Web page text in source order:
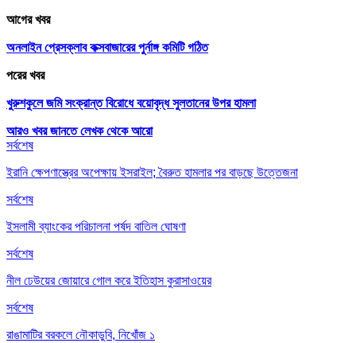
আগের খবর
অনলাইন প্রেসক্লাব কক্সবাজারের পুর্নাঙ্গ কমিটি গঠিত
পরের খবর
খুরুশকুলে জমি সংক্রান্ত বিরোধে বয়োবৃদ্ধ সুলতানের উপর হামলা
আরও খবর জানতে লেখক থেকে আরো
সর্বশেষ
ইরানি ক্ষেপণাস্ত্রের অপেক্ষায় ইসরাইল; বৈরুত হামলার পর বাড়ছে উত্তেজনা
সর্বশেষ
ইসলামী ব্যাংকের পরিচালনা পর্ষদ বাতিল ঘোষণা
সর্বশেষ
নীল ঢেউয়ের জোয়ারে গোল করে ইতিহাস কুরাসাওয়ের
সর্বশেষ
রাঙামাটির বরকলে নৌকাডুবি, নিখোঁজ ১